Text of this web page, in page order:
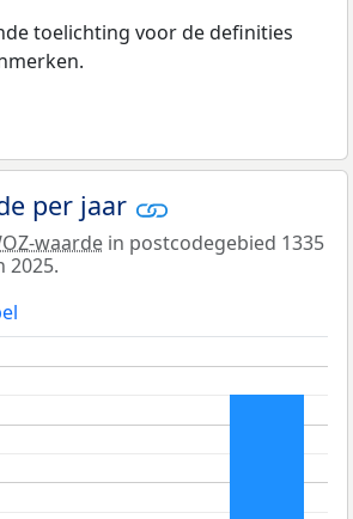
toelichting voor de definities
per jaar
waarde in postcodegebied 1335
2025.